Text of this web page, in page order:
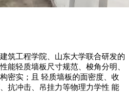
筑工程学院、山东大学联合研发的
能轻质墙板尺寸规范、梭角分明、
密实；且 轻质墙板的面密度、收
抗冲击、吊挂力等物理力学性 能